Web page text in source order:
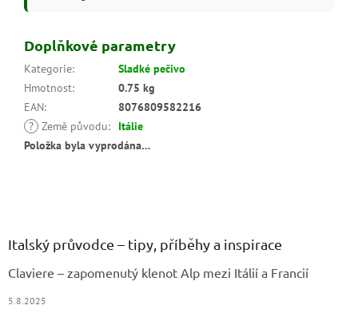
Doplňkové parametry
Kategorie:
Sladké pečivo
Hmotnost:
0.75 kg
EAN:
8076809582216
? Země původu:
Itálie
Položka byla vyprodána…
Italský průvodce – tipy, příběhy a inspirace
Claviere – zapomenutý klenot Alp mezi Itálií a Francií
5.8.2025